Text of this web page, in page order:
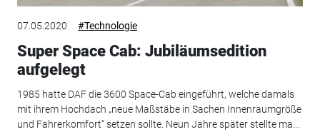
07.05.2020 #Technologie
Super Space Cab: Jubiläumsedition
aufgelegt
1985 hatte DAF die 3600 Space-Cab eingeführt, welche damals
mit ihrem Hochdach „neue Maßstäbe in Sachen Innenraumgröße
und Fahrerkomfort“ setzen sollte. Neun Jahre später stellte ma...